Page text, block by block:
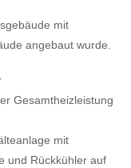
mit
angebaut wurde.
Gesamtheizleistung
mit
und Rückkühler auf